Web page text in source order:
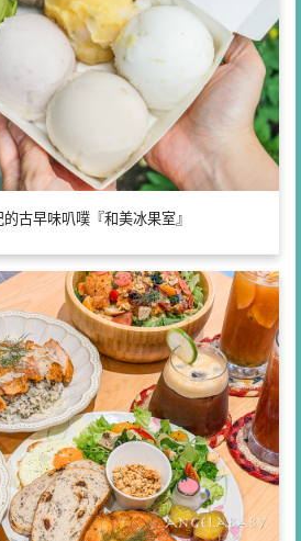
古早味叭噗『和美冰果室』